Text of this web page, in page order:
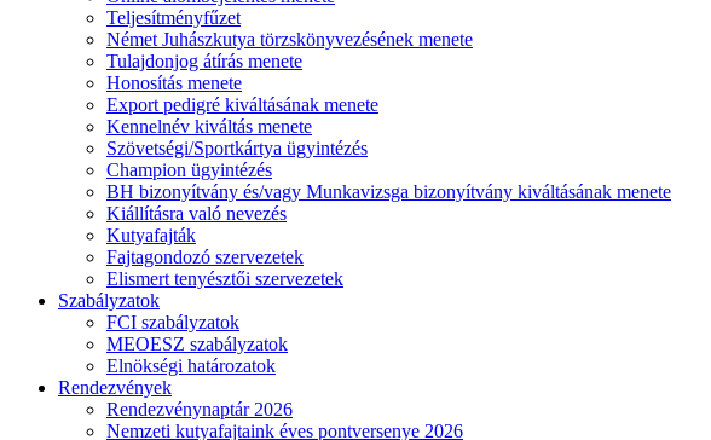
Teljesítményfűzet
Német Juhászkutya törzskönyvezésének menete
Tulajdonjog átírás menete
Honosítás menete
Export pedigré kiváltásának menete
Kennelnév kiváltás menete
Szövetségi/Sportkártya ügyintézés
Champion ügyintézés
BH bizonyítvány és/vagy Munkavizsga bizonyítvány kiváltásának menete
Kiállításra való nevezés
Kutyafajták
Fajtagondozó szervezetek
Elismert tenyésztői szervezetek
Szabályzatok
FCI szabályzatok
MEOESZ szabályzatok
Elnökségi határozatok
Rendezvények
Rendezvénynaptár 2026
Nemzeti kutyafajtaink éves pontversenye 2026